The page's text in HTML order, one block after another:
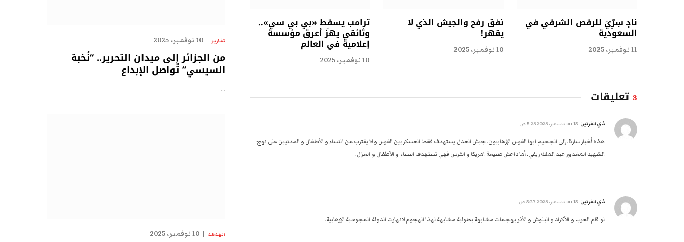
نادٍ سِرِّيّ للرقص الشرقي في
السعودية
11 نوفمبر، 2025
نفق رفح والجيش الذي لا
يقهر!
10 نوفمبر، 2025
ترامب يسقط «بي بي سي»..
وثائقي يهزّ أعرق مؤسسة
إعلامية في العالم
10 نوفمبر، 2025
3 تعليقات
ذي القرنين 15 ديسمبر، 2023 5:23 ص
هذه أخبار سارة. إلى الجحيم ايها الفرس الإرهابيون. جيش العدل يستهدف فقط العسكريين الفرس و لا يقترب من النساء و الأطفال و المدنيين على نهج
الشهيد المغدور عبد الملك ريفي. أما داعش صنيعة امريكا و الفرس فهي تستهدف النساء و الأطفال و العزل.
ذي القرنين 15 ديسمبر، 2023 5:27 ص
لو قام العرب و الأكراد و البلوش و الأذر بهجمات مشابهة بطولية مشابهة لهذا الهجوم لانهارت الدولة المجوسية الإرهابية.
تقارير 10 نوفمبر، 2025
من الجزائر إلى ميدان التحرير.. “نُخبة
السيسي” تُواصل الإبداع
…
الهدهد 10 نوفمبر، 2025